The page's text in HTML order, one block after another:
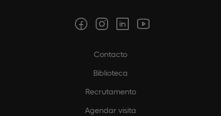
Contacto
Biblioteca
Recrutamento
Agendar visita